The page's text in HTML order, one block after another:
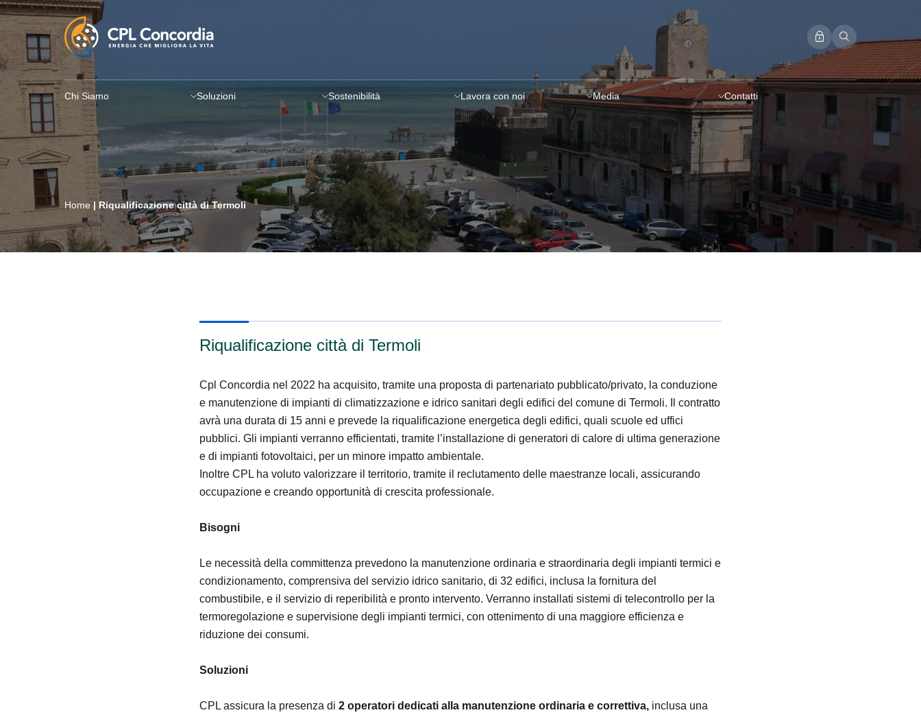
Chi Siamo Soluzioni Sostenibilità Lavora con noi Media Contatti
Home | Riqualificazione città di Termoli
Riqualificazione città di Termoli
Cpl Concordia nel 2022 ha acquisito, tramite una proposta di partenariato pubblicato/privato, la conduzione
e manutenzione di impianti di climatizzazione e idrico sanitari degli edifici del comune di Termoli. Il contratto
avrà una durata di 15 anni e prevede la riqualificazione energetica degli edifici, quali scuole ed uffici
pubblici. Gli impianti verranno efficientati, tramite l’installazione di generatori di calore di ultima generazione
e di impianti fotovoltaici, per un minore impatto ambientale.
Inoltre CPL ha voluto valorizzare il territorio, tramite il reclutamento delle maestranze locali, assicurando
occupazione e creando opportunità di crescita professionale.
Bisogni
Le necessità della committenza prevedono la manutenzione ordinaria e straordinaria degli impianti termici e
condizionamento, comprensiva del servizio idrico sanitario, di 32 edifici, inclusa la fornitura del
combustibile, e il servizio di reperibilità e pronto intervento. Verranno installati sistemi di telecontrollo per la
termoregolazione e supervisione degli impianti termici, con ottenimento di una maggiore efficienza e
riduzione dei consumi.
Soluzioni
CPL assicura la presenza di 2 operatori dedicati alla manutenzione ordinaria e correttiva,inclusa una